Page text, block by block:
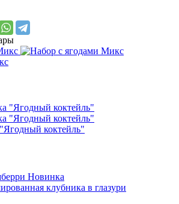
коктейль"
Новинка
клубника в глазури